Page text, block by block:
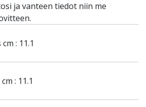
ja vanteen tiedot niin me
: 11.1
: 11.1